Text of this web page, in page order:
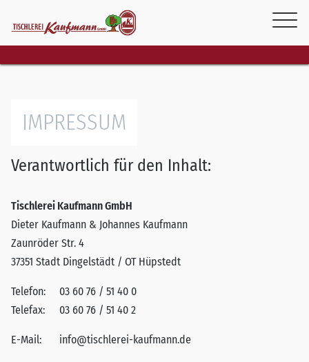
IMPRESSUM
Verantwortlich für den Inhalt:
Tischlerei Kaufmann GmbH
Dieter Kaufmann & Johannes Kaufmann
Zaunröder Str. 4
37351 Stadt Dingelstädt / OT Hüpstedt
Telefon:
03 60 76 / 51 40 0
Telefax:
03 60 76 / 51 40 2
E-Mail: info@tischlerei-kaufmann.de